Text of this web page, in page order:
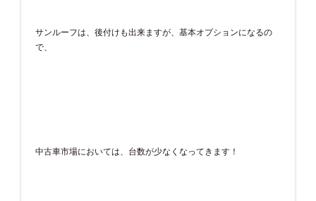
サンルーフは、後付けも出来ますが、基本オプションになるの
で、
中古車市場においては、台数が少なくなってきます！